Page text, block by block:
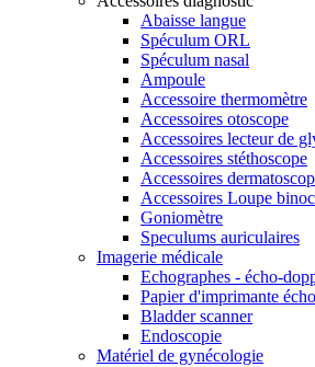
Abaisse langue
Spéculum ORL
Spéculum nasal
Ampoule
Accessoire thermomètre
Accessoires otoscope
Accessoires lecteur de
Accessoires stéthoscope
Accessoires
Accessoires Loupe
Goniomètre
Speculums auriculaires
Imagerie médicale
Echographes - écho-
Papier d'imprimante
Bladder scanner
Endoscopie
Matériel de gynécologie